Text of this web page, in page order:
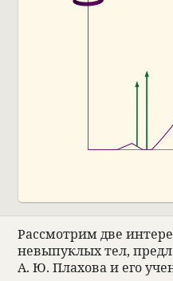
Рас­смот­рим две
невыпук­лых тел,
А. Ю. Пла­хова и его